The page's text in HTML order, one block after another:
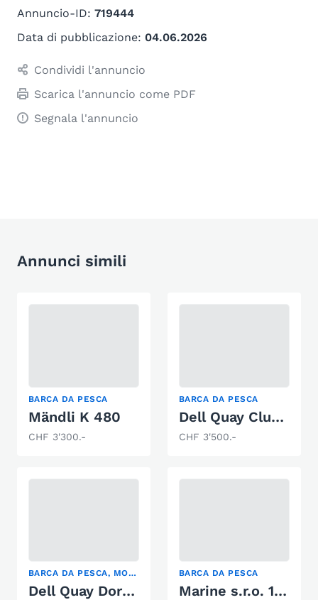
Annuncio-ID: 719444
Data di pubblicazione: 04.06.2026
Condividi l'annuncio
Scarica l'annuncio come PDF
Segnala l'annuncio
Annunci simili
BARCA DA PESCA
Mändli K 480
CHF 3'300.-
BARCA DA PESCA
Dell Quay Clubman 13
CHF 3'500.-
BARCA DA PESCA, MOTOSCAFO, WAKEBOARD/WAKESURF
Dell Quay Dory 13 Sport
BARCA DA PESCA
Marine s.r.o. 14 M